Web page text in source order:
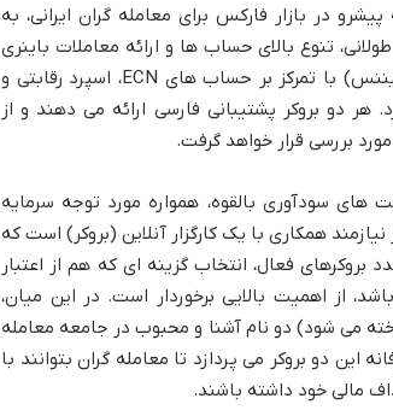
در بازار فارکس برای معامله گران ایرانی، به
تنوع بالای حساب ها و ارائه معاملات باینری
آپشن، گزینه ای قدرتمند است. در مقابل، لایت فارکس (لایت فایننس) با تمرکز بر حساب های ECN، اسپرد رقابتی و
دو بروکر پشتیبانی فارسی ارائه می دهند و از
بررسی قرار خواهد گرفت.
های سودآوری بالقوه، همواره مورد توجه سرمایه
همکاری با یک کارگزار آنلاین (بروکر) است که
بروکرهای فعال، انتخاب گزینه ای که هم از اعتبار
از اهمیت بالایی برخوردار است. در این میان،
می شود) دو نام آشنا و محبوب در جامعه معامله
این دو بروکر می پردازد تا معامله گران بتوانند با
مالی خود داشته باشند.